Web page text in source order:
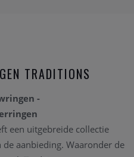
TRADITIONS
-
een uitgebreide collectie
aanbieding. Waaronder de